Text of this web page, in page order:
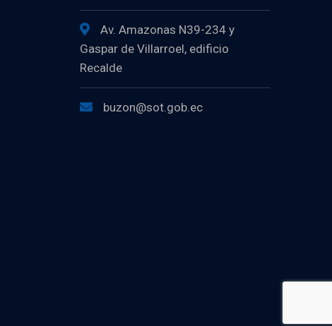
Av. Amazonas N39-234 y
Gaspar de Villarroel, edificio
Recalde
buzon@sot.gob.ec